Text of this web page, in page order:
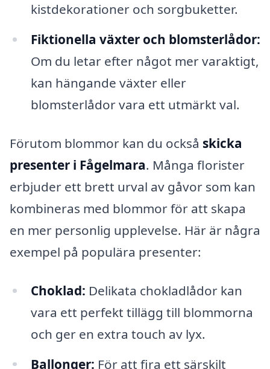
kistdekorationer och sorgbuketter.
Fiktionella växter och blomsterlådor:
Om du letar efter något mer varaktigt,
kan hängande växter eller
blomsterlådor vara ett utmärkt val.
Förutom blommor kan du också skicka
presenter i Fågelmara. Många florister
erbjuder ett brett urval av gåvor som kan
kombineras med blommor för att skapa
en mer personlig upplevelse. Här är några
exempel på populära presenter:
Choklad: Delikata chokladlådor kan
vara ett perfekt tillägg till blommorna
och ger en extra touch av lyx.
Ballonger: För att fira ett särskilt